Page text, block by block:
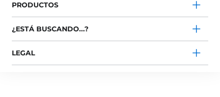
PRODUCTOS
¿ESTÁ BUSCANDO...?
LEGAL